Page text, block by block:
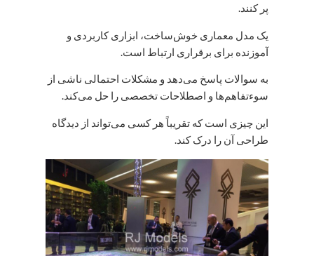
پر کنند.
یک مدل معماری خوش‌ساخت، ابزاری کاربردی و
آموزنده برای برقراری ارتباط است.
به سوالات پاسخ می‌دهد و مشکلات احتمالی ناشی از
سوءتفاهم‌ها و اصطلاحات تخصصی را حل می‌کند.
این چیزی است که تقریباً هر کسی می‌تواند از دیدگاه
طراحی آن را درک کند.